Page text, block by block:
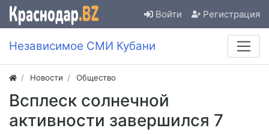
Войти Регистрация
Независимое СМИ Кубани
Новости Общество
Всплеск солнечной
активности завершился 7